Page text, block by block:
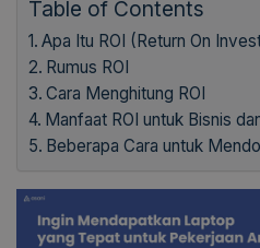
Table of Contents
Apa Itu ROI (Return On
Rumus ROI
Cara Menghitung ROI
Manfaat ROI untuk Bisnis
Beberapa Cara untuk